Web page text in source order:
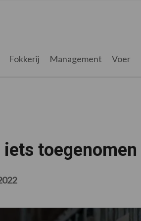
Fokkerij Management Voer
toegenomen